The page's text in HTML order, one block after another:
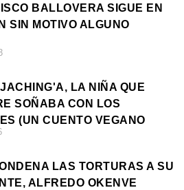
BALLOVERA SIGUE EN
SIN MOTIVO ALGUNO
LA NIÑA QUE
SOÑABA CON LOS
(UN CUENTO VEGANO
LAS TORTURAS A SU
ALFREDO OKENVE